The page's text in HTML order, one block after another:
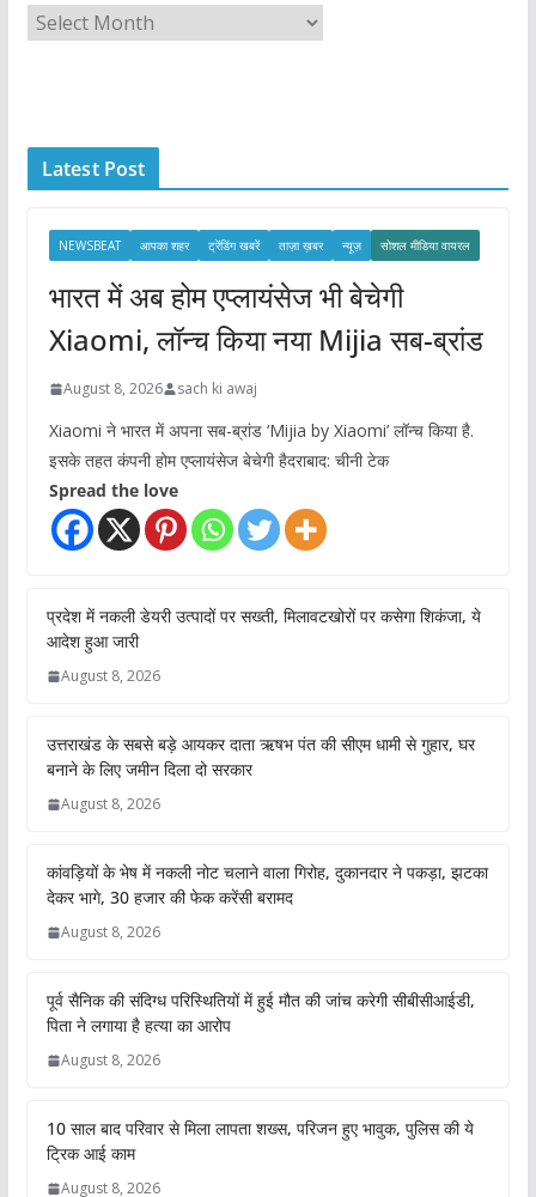
r
e
Latest Post
NEWSBEAT आपका शहर ट्रेंडिंग खबरें ताज़ा ख़बर न्यूज़ सोशल मीडिया वायरल
भारत में अब होम एप्लायंसेज भी बेचेगी
Xiaomi, लॉन्च किया नया Mijia सब-ब्रांड
August 8, 2026 sach ki awaj
Xiaomi ने भारत में अपना सब-ब्रांड ‘Mijia by Xiaomi’ लॉन्च किया है.
इसके तहत कंपनी होम एप्लायंसेज बेचेगी हैदराबाद: चीनी टेक
Spread the love
प्रदेश में नकली डेयरी उत्पादों पर सख्ती, मिलावटखोरों पर कसेगा शिकंजा, ये
आदेश हुआ जारी
August 8, 2026
उत्तराखंड के सबसे बड़े आयकर दाता ऋषभ पंत की सीएम धामी से गुहार, घर
बनाने के लिए जमीन दिला दो सरकार
August 8, 2026
कांवड़ियों के भेष में नकली नोट चलाने वाला गिरोह, दुकानदार ने पकड़ा, झटका
देकर भागे, 30 हजार की फेक करेंसी बरामद
August 8, 2026
पूर्व सैनिक की संदिग्ध परिस्थितियों में हुई मौत की जांच करेगी सीबीसीआईडी,
पिता ने लगाया है हत्या का आरोप
August 8, 2026
10 साल बाद परिवार से मिला लापता शख्स, परिजन हुए भावुक, पुलिस की ये
ट्रिक आई काम
August 8, 2026